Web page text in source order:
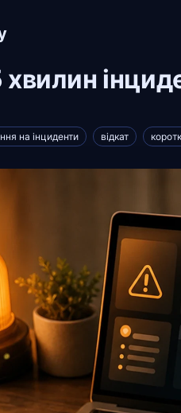
хвилин
на інциденти відкат